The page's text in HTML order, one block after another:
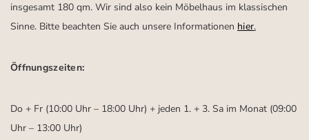
insgesamt 180 qm. Wir sind also kein Möbelhaus im klassischen
Sinne. Bitte beachten Sie auch unsere Informationen hier.
Öffnungszeiten:
Do + Fr (10:00 Uhr – 18:00 Uhr) + jeden 1. + 3. Sa im Monat (09:00
Uhr – 13:00 Uhr)